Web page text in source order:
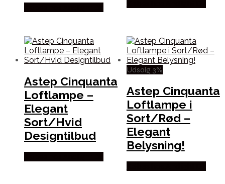
Astep Cinquanta
Loftlampe –
Elegant
Sort/Hvid
Designtilbud
Udsalg 3%
Astep Cinquanta
Loftlampe i
Sort/Rød –
Elegant
Belysning!